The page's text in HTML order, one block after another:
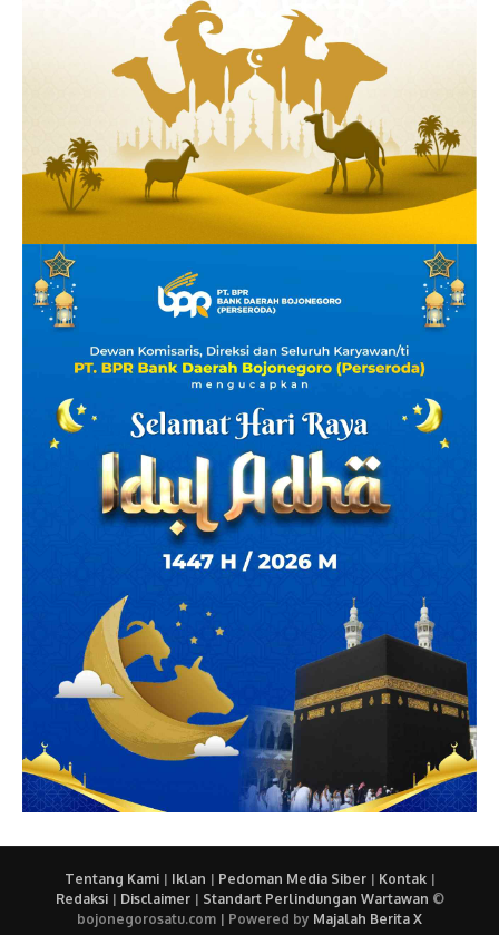
Tentang Kami| Iklan | Pedoman Media Siber| Kontak|
Redaksi| Disclaimer| Standart Perlindungan Wartawan ©
bojonegorosatu.com | Powered by Majalah Berita X